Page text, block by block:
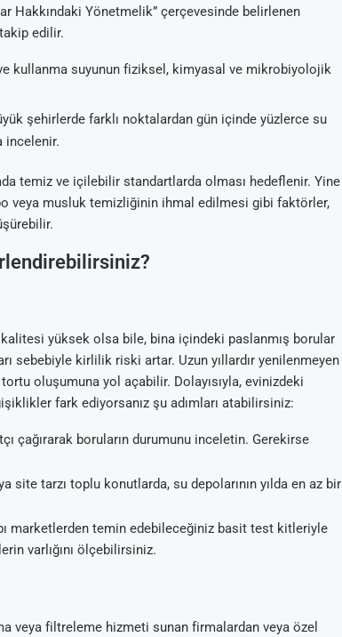
Hakkındaki Yönetmelik” çerçevesinde belirlenen
edilir.
kullanma suyunun fiziksel, kimyasal ve mikrobiyolojik
şehirlerde farklı noktalardan gün içinde yüzlerce su
incelenir.
temiz ve içilebilir standartlarda olması hedeflenir. Yine
veya musluk temizliğinin ihmal edilmesi gibi faktörler,
yüksek olsa bile, bina içindeki paslanmış borular
sebebiyle kirlilik riski artar. Uzun yıllardır yenilenmeyen
tortu oluşumuna yol açabilir. Dolayısıyla, evinizdeki
fark ediyorsanız şu adımları atabilirsiniz:
çağırarak boruların durumunu inceletin. Gerekirse
site tarzı toplu konutlarda, su depolarının yılda en az bir
marketlerden temin edebileceğiniz basit test kitleriyle
varlığını ölçebilirsiniz.
veya filtreleme hizmeti sunan firmalardan veya özel